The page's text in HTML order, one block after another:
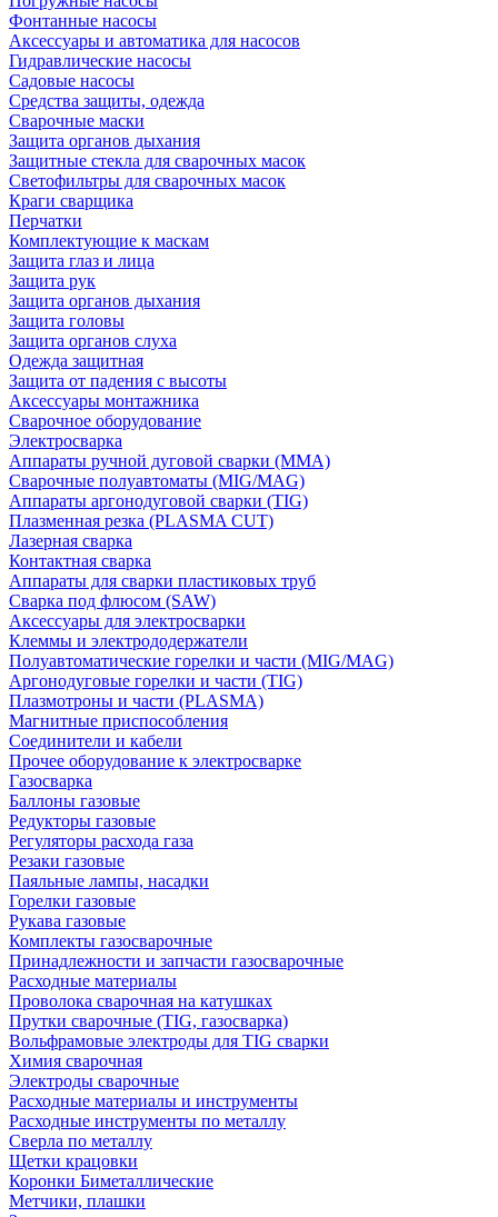
Фонтанные насосы
Аксессуары и автоматика для насосов
Гидравлические насосы
Садовые насосы
Средства защиты, одежда
Сварочные маски
Защита органов дыхания
Защитные стекла для сварочных масок
Светофильтры для сварочных масок
Краги сварщика
Перчатки
Комплектующие к маскам
Защита глаз и лица
Защита рук
Защита органов дыхания
Защита головы
Защита органов слуха
Одежда защитная
Защита от падения с высоты
Аксессуары монтажника
Сварочное оборудование
Электросварка
Аппараты ручной дуговой сварки (MMA)
Сварочные полуавтоматы (MIG/MAG)
Аппараты аргонодуговой сварки (TIG)
Плазменная резка (PLASMA CUT)
Лазерная сварка
Контактная сварка
Аппараты для сварки пластиковых труб
Сварка под флюсом (SAW)
Аксессуары для электросварки
Клеммы и электрододержатели
Полуавтоматические горелки и части (MIG/MAG)
Аргонодуговые горелки и части (TIG)
Плазмотроны и части (PLASMA)
Магнитные приспособления
Соединители и кабели
Прочее оборудование к электросварке
Газосварка
Баллоны газовые
Редукторы газовые
Регуляторы расхода газа
Резаки газовые
Паяльные лампы, насадки
Горелки газовые
Рукава газовые
Комплекты газосварочные
Принадлежности и запчасти газосварочные
Расходные материалы
Проволока сварочная на катушках
Прутки сварочные (TIG, газосварка)
Вольфрамовые электроды для TIG сварки
Химия сварочная
Электроды сварочные
Расходные материалы и инструменты
Расходные инструменты по металлу
Сверла по металлу
Щетки крацовки
Коронки Биметаллические
Метчики, плашки